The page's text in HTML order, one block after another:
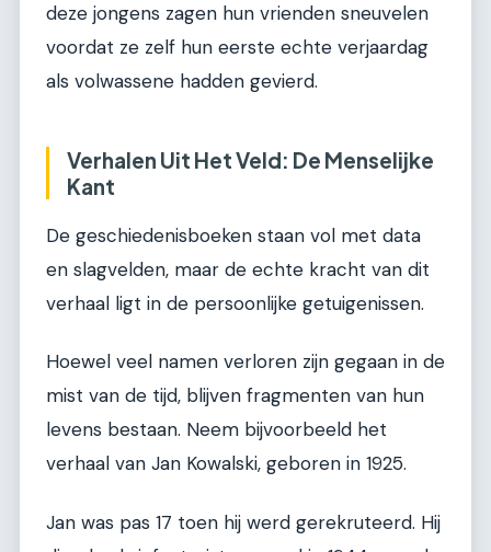
deze jongens zagen hun vrienden sneuvelen
voordat ze zelf hun eerste echte verjaardag
als volwassene hadden gevierd.
Verhalen Uit Het Veld: De Menselijke
Kant
De geschiedenisboeken staan vol met data
en slagvelden, maar de echte kracht van dit
verhaal ligt in de persoonlijke getuigenissen.
Hoewel veel namen verloren zijn gegaan in de
mist van de tijd, blijven fragmenten van hun
levens bestaan. Neem bijvoorbeeld het
verhaal van Jan Kowalski, geboren in 1925.
Jan was pas 17 toen hij werd gerekruteerd. Hij